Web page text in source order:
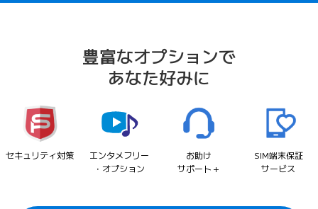
豊富なオプションで
あなた好みに
セキュリティ対策
エンタメフリー
・オプション
お助け
サポート＋
SIM端末保証
サービス